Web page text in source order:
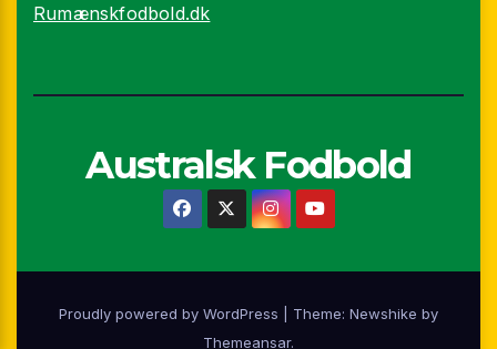
Rumænskfodbold.dk
Australsk Fodbold
Proudly powered by WordPress Theme: Newshike by
Themeansar.